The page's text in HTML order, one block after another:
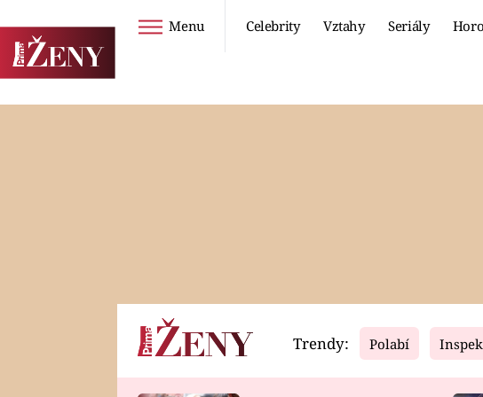
Menu Celebrity Vztahy Seriály
Horoskopy Video
Trendy: Polabí